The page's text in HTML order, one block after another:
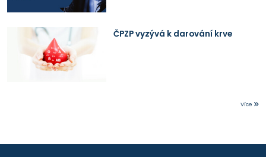
ČPZP vyzývá k darování krve
Více